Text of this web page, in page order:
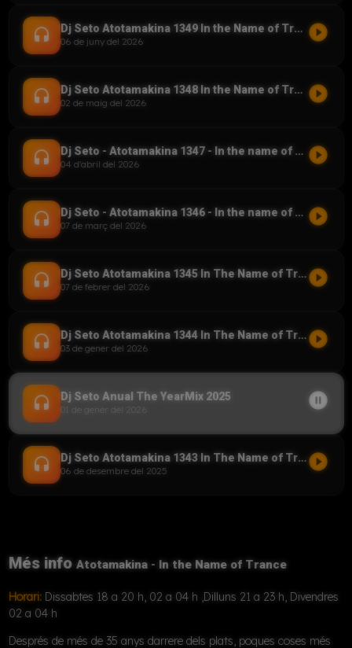
headset Dj Seto Atotamakina 1349 In the Name of Trance 06062026
06 de juny del 2026 play_circle_filled
headset Dj Seto Atotamakina 1348 In the Name of Trance 02052026
02 de maig del 2026 play_circle_filled
headset Dj Seto - Atotamakina 1347 - In the name of Trance - 04042026
04 d'abril del 2026 play_circle_filled
headset Dj Seto - Atotamakina 1346 - In the name of Trance 07032026
07 de març del 2026 play_circle_filled
headset Dj Seto Atotamakina 1345 In The Name of Trance 07022026
07 de febrer del 2026 play_circle_filled
headset Dj Seto Atotamakina 1344 In The Name of Trance (YM) 03012026
03 de gener del 2026 play_circle_filled
headset Dj Seto Anual The YearMix 2025
01 de gener del 2026 pause_circle_filled
headset Dj Seto Atotamakina 1343 In The Name of Trance 06122025
06 de desembre del 2025 play_circle_filled
Més info Atotamakina - In the Name of Trance
Horari: Dissabtes 18 a 20 h, 02 a 04 h ,Dilluns 21 a 23 h, Divendres
02 a 04 h
Després de més de 35 anys darrere dels plats, poques coses més